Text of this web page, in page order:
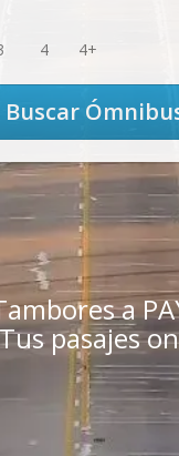
4 4+
a
pasajes